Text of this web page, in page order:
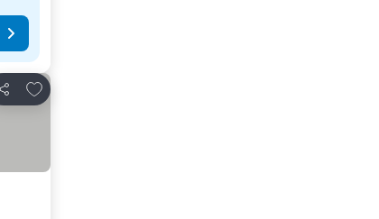
Teilen
Zu Favoriten hinzufügen